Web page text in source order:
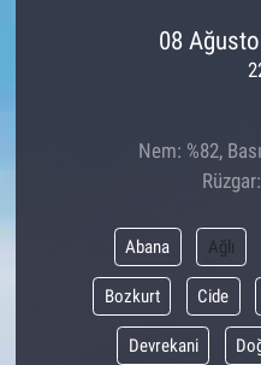
08
Nem: %82,
Abana Ağlı
Bozkurt Cide
Devrekani